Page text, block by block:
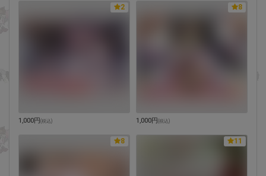
2
1,000円(税込)
8
1,000円(税込)
8 11